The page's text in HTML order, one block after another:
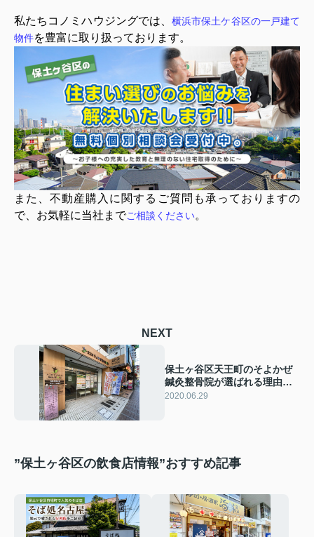
私たちコノミハウジングでは、横浜市保土ケ谷区の一戸建て
物件を豊富に取り扱っております。
また、不動産購入に関するご質問も承っておりますの
で、お気軽に当社までご相談ください。
NEXT
保土ヶ谷区天王町のそよかぜ
鍼灸整骨院が選ばれる理由と
患者さんの声
2020.06.29
”保土ヶ谷区の飲食店情報”おすすめ記事